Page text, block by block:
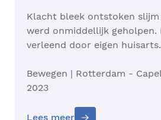
Klacht bleek ontstoken
werd onmiddellijk geholpen.
verleend door eigen huisarts.
Bewegen | Rotterdam -
2023
Lees meer